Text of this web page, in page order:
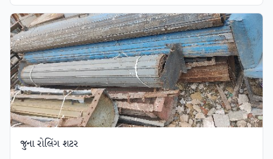
જુના રોલિંગ શટર